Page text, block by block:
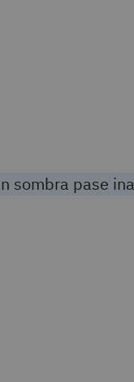
sombra pase